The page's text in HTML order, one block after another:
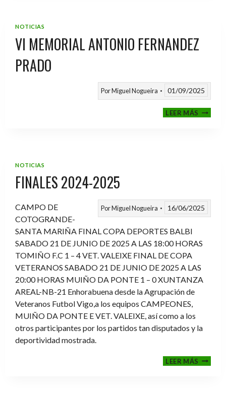
NOTICIAS
VI MEMORIAL ANTONIO FERNANDEZ
PRADO
PorMiguel Nogueira 01/09/2025
LEER MÁSVI
NOTICIAS
FINALES 2024-2025
PorMiguel Nogueira 16/06/2025
CAMPO DE
COTOGRANDE-
SANTA MARIÑA FINAL COPA DEPORTES BALBI
SABADO 21 DE JUNIO DE 2025 A LAS 18:00 HORAS
TOMIÑO F.C 1 – 4 VET. VALEIXE FINAL DE COPA
VETERANOS SABADO 21 DE JUNIO DE 2025 A LAS
20:00 HORAS MUIÑO DA PONTE 1 – 0 XUNTANZA
AREAL-NB-21 Enhorabuena desde la Agrupación de
Veteranos Futbol Vigo,a los equipos CAMPEONES,
MUIÑO DA PONTE E VET. VALEIXE, así como a los
otros participantes por los partidos tan disputados y la
deportividad mostrada.
LEER MÁS
2024-